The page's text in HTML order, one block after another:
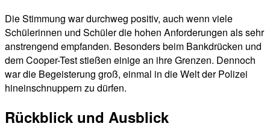
Die Stimmung war durchweg positiv, auch wenn viele
Schülerinnen und Schüler die hohen Anforderungen als sehr
anstrengend empfanden. Besonders beim Bankdrücken und
dem Cooper-Test stießen einige an ihre Grenzen. Dennoch
war die Begeisterung groß, einmal in die Welt der Polizei
hineinschnuppern zu dürfen.
Rückblick und Ausblick